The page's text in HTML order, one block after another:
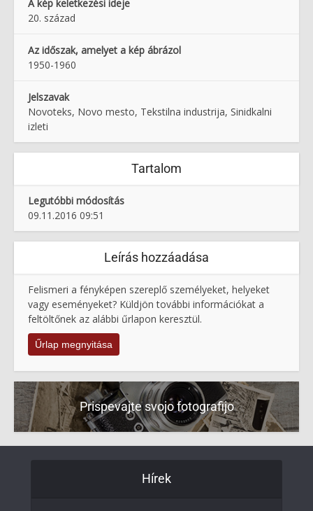
A kép keletkezési ideje
20. század
Az időszak, amelyet a kép ábrázol
1950-1960
Jelszavak
Novoteks, Novo mesto, Tekstilna industrija, Sinidkalni
izleti
Tartalom
Legutóbbi módosítás
09.11.2016 09:51
Leírás hozzáadása
Felismeri a fényképen szereplő személyeket, helyeket
vagy eseményeket? Küldjön további információkat a
feltöltőnek az alábbi űrlapon keresztül.
Űrlap megnyitása
Prispevajte svojo fotografijo
Hírek